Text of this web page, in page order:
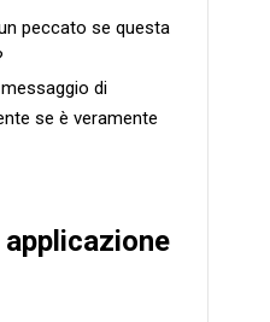
peccato se questa
di
se è veramente